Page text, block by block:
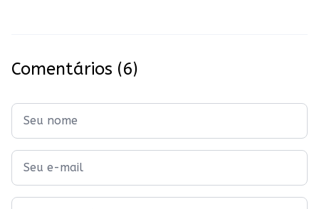
Comentários (6)